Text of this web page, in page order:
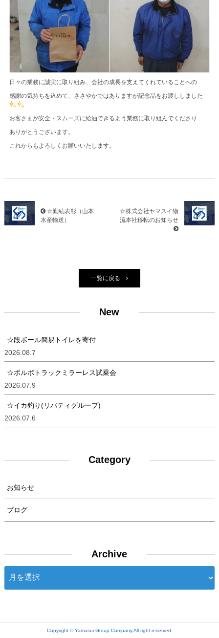
日々の業務に誠実に取り組み、会社の成長を支えてくれていることへの
感謝の気持ちを込めて、ささやかではありますが記念品をお渡ししました
お客さまが安全・スムーズに給油できるよう業務に取り組んでくださり
ありがとうございます。
これからもよろしくお願いいたします。
☆勤続表彰（山本
水産輸送）
☆株式会社ヤマスイ物
流本社移転のお知らせ
一覧に戻る
New
☆段ボール簡易トイレを寄付
2026.08.7
☆ボルボトラックミラーレス試乗会
2026.07.9
☆イカ釣り(リバティグループ)
2026.07.6
Category
お知らせ
ブログ
Archive
Copyright © Yamasui Group Company.All right reserved.